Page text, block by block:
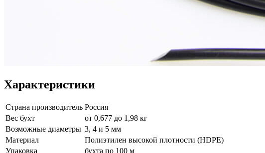
Характеристики
Страна производитель Россия
Вес бухт
от 0,677 до 1,98 кг
Возможные диаметры 3, 4 и 5 мм
Материал
Полиэтилен высокой плотности (HDPE)
Упаковка
бухта по 100 м